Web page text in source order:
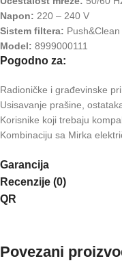
Napon: 220 – 240 V
Sistem filtera: Push&Clean
Model: 8999000111
Pogodno za:
Radioničke i građevinske
Usisavanje prašine,
Korisnike koji trebaju
Kombinaciju sa Mirka
Garancija
Recenzije (0)
QR
Povezani